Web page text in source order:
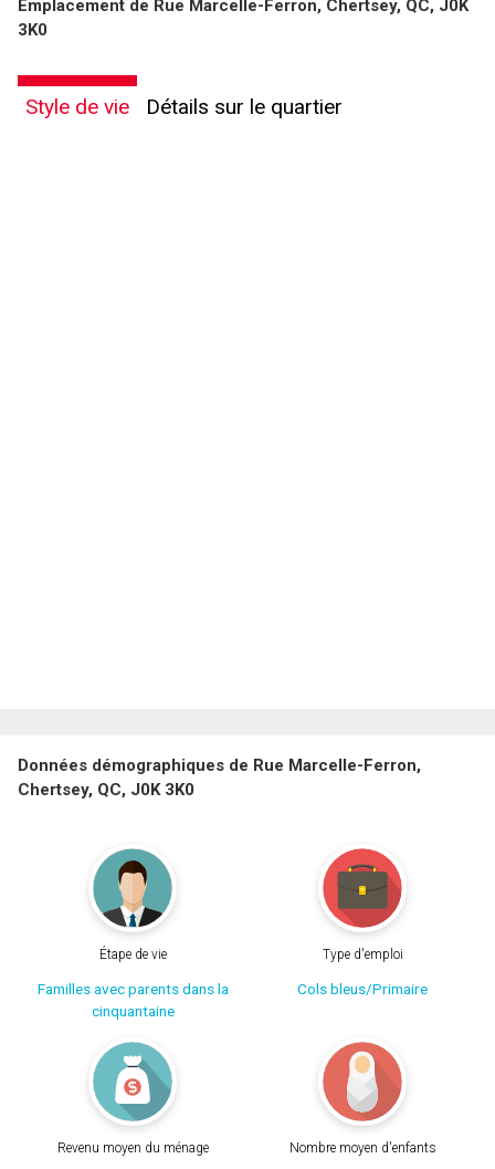
vous nous fournissez l'autorisation écrite de communiquer avec vous.
Emplacement de Rue Marcelle-Ferron, Chertsey, QC, J0K
3K0
Style de vie Détails sur le quartier
Données démographiques de Rue Marcelle-Ferron,
Chertsey, QC, J0K 3K0
Étape de vie
Familles avec parents dans la
cinquantaine
Type d'emploi
Cols bleus/Primaire
Revenu moyen du ménage Nombre moyen d'enfants